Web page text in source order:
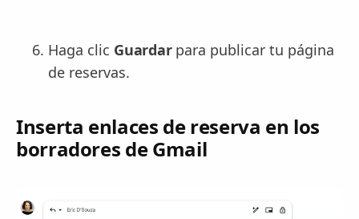
Haga clic Guardarpara publicar tu página
de reservas.
Inserta enlaces de reserva en los
borradores de Gmail